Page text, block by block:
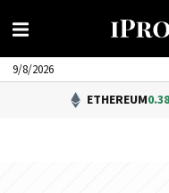
9/8/2026
0.38%$1,904.70